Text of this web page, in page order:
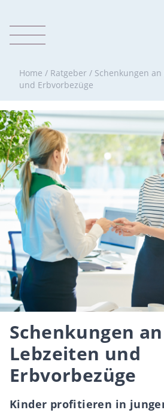
Home / Ratgeber / Schenkungen
und Erbvorbezüge
Schenkungen
Lebzeiten und
Erbvorbezüge
Kinder profitieren in